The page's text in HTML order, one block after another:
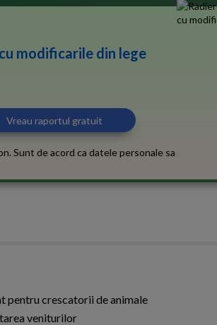
modificarile din lege
Sunt de acord ca datele personale sa
pentru crescatorii de animale
veniturilor